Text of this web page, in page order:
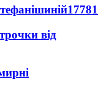
17781
від